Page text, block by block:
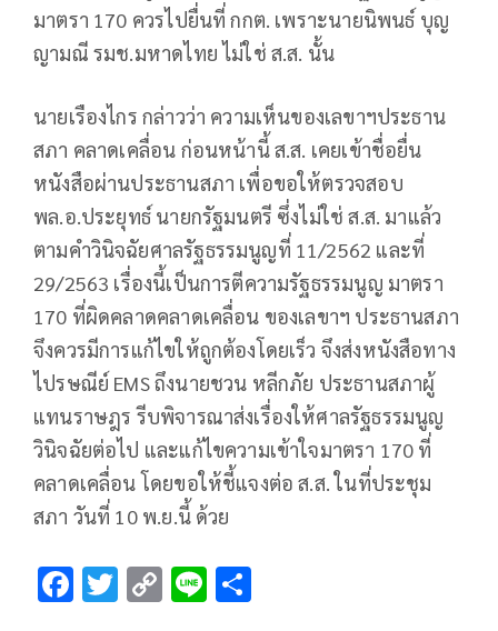
มาตรา 170 ควรไปยื่นที่ กกต. เพราะนายนิพนธ์ บุญ
ญามณี รมช.มหาดไทย ไม่ใช่ ส.ส. นั้น
นายเรืองไกร กล่าวว่า ความเห็นของเลขาฯประธาน
สภา คลาดเคลื่อน ก่อนหน้านี้ ส.ส. เคยเข้าชื่อยื่น
หนังสือผ่านประธานสภา เพื่อขอให้ตรวจสอบ
พล.อ.ประยุทธ์ นายกรัฐมนตรี ซึ่งไม่ใช่ ส.ส. มาแล้ว
ตามคำวินิจฉัยศาลรัฐธรรมนูญที่ 11/2562 และที่
29/2563 เรื่องนี้เป็นการตีความรัฐธรรมนูญ มาตรา
170 ที่ผิดคลาดคลาดเคลื่อน ของเลขาฯ ประธานสภา
จึงควรมีการแก้ไขให้ถูกต้องโดยเร็ว จึงส่งหนังสือทาง
ไปรษณีย์ EMS ถึงนายชวน หลีกภัย ประธานสภาผู้
แทนราษฎร รีบพิจารณาส่งเรื่องให้ศาลรัฐธรรมนูญ
วินิจฉัยต่อไป และแก้ไขความเข้าใจมาตรา 170 ที่
คลาดเคลื่อน โดยขอให้ชี้แจงต่อ ส.ส. ในที่ประชุม
สภา วันที่ 10 พ.ย.นี้ ด้วย
F T C Li